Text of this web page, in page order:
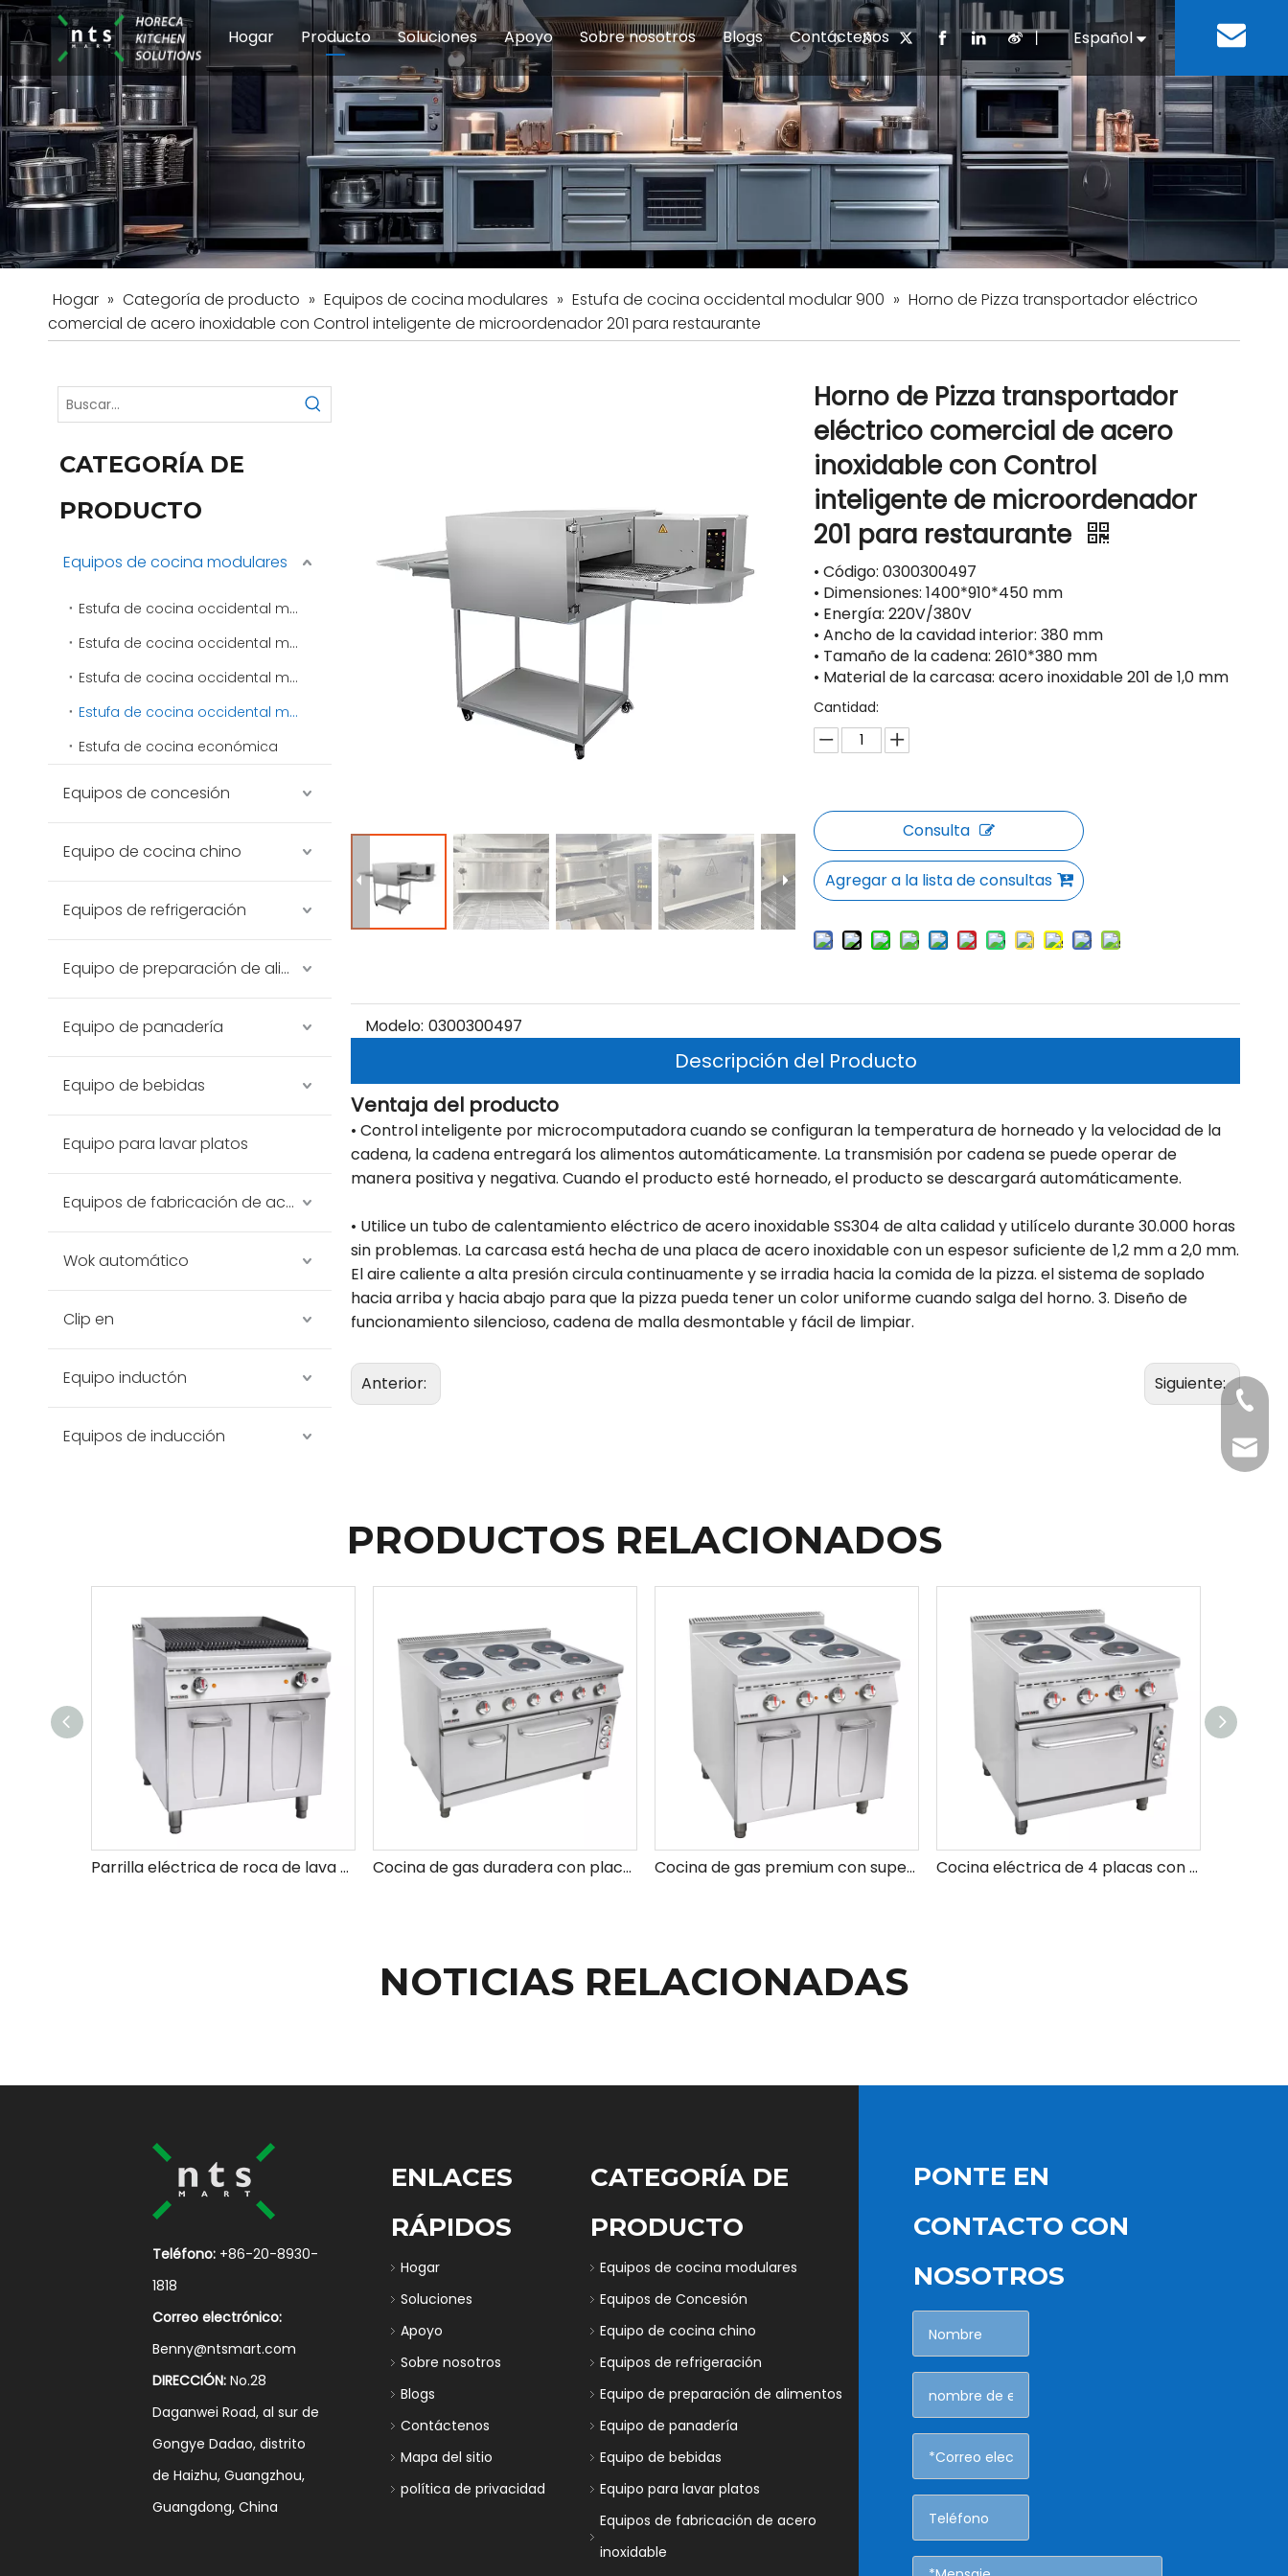
Hogar Producto
Equipos de cocina modulares Equipos de Concesión Equipo de cocina chino Equipos de refrigeración
Equipo de preparación de alimentosEquipo de panadería Equipo de bebidas Equipo para lavar platos
Soluciones
Escuelas y educación Comedor del personal Negocios e Industria Residencias de
Hoteles Restaurante y comida rápida
Apoyo
Servicio Preguntas frecuentes Descargar
Sobre nosotros
Introducción de la empresa Historia del desarrollo
Blogs Contáctenos 丨 Español
English
Hogar » Categoría de producto » Equipos de cocina modulares » Estufa de cocina occidental modular 900 » Horno de Pizza transportador eléctrico
comercial de acero inoxidable con Control inteligente de microordenador 201 para restaurante
CATEGORÍA DE
PRODUCTO
Equipos de cocina modulares
Estufa de cocina occidental modular 400
Estufa de cocina occidental modular 600
Estufa de cocina occidental modular 750
Estufa de cocina occidental modular 900
Estufa de cocina económica
Equipos de concesión
Equipo de cocina chino
Equipos de refrigeración
Equipo de preparación de alimentos
Equipo de panadería
Equipo de bebidas
Equipo para lavar platos
Equipos de fabricación de acero inoxidable
Wok automático
Clip en
Equipo inductón
Equipos de inducción
Horno de Pizza transportador
eléctrico comercial de acero
inoxidable con Control
inteligente de microordenador
201 para restaurante
• Código: 0300300497
• Dimensiones: 1400*910*450 mm
• Energía: 220V/380V
• Ancho de la cavidad interior: 380 mm
• Tamaño de la cadena: 2610*380 mm
• Material de la carcasa: acero inoxidable 201 de 1,0 mm
Cantidad:
Consulta
Agregar a la lista de consultas
Modelo: 0300300497
Descripción del Producto
Ventaja del producto
• Control inteligente por microcomputadora cuando se configuran la temperatura de horneado y la velocidad de la
cadena, la cadena entregará los alimentos automáticamente. La transmisión por cadena se puede operar de
manera positiva y negativa. Cuando el producto esté horneado, el producto se descargará automáticamente.
• Utilice un tubo de calentamiento eléctrico de acero inoxidable SS304 de alta calidad y utilícelo durante 30.000 horas
sin problemas. La carcasa está hecha de una placa de acero inoxidable con un espesor suficiente de 1,2 mm a 2,0 mm.
El aire caliente a alta presión circula continuamente y se irradia hacia la comida de la pizza. el sistema de soplado
hacia arriba y hacia abajo para que la pizza pueda tener un color uniforme cuando salga del horno. 3. Diseño de
funcionamiento silencioso, cadena de malla desmontable y fácil de limpiar.
Anterior: Siguiente:
PRODUCTOS RELACIONADOS
Parrilla eléctrica de roca de lava con gabinete Cocina de gas duradera con placa caliente y temperatura ajustable para todas sus necesidades de cocina Cocina de gas premium con superficie antiadherente para una fácil limpieza Cocina eléctrica de 4 placas con precio de horno
NOTICIAS RELACIONADAS
+86-
Teléfono: +86-20-8930-
1818
Correo electrónico:
Benny@ntsmart.com
DIRECCIÓN: No.28
Daganwei Road, al sur de
Gongye Dadao, distrito
de Haizhu, Guangzhou,
Guangdong, China
ENLACES
RÁPIDOS
Hogar
Soluciones
Apoyo
Sobre nosotros
Blogs
Contáctenos
Mapa del sitio
política de privacidad
CATEGORÍA DE
PRODUCTO
Equipos de cocina modulares
Equipos de Concesión
Equipo de cocina chino
Equipos de refrigeración
Equipo de preparación de alimentos
Equipo de panadería
Equipo de bebidas
Equipo para lavar platos
Equipos de fabricación de acero
inoxidable
PONTE EN
CONTACTO CON
NOSOTROS